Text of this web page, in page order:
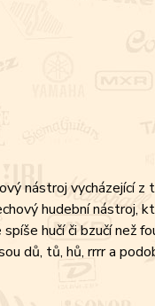
nástroj vycházející
hudební nástroj,
hučí či bzučí než
dů, tů, hů, rrrr a